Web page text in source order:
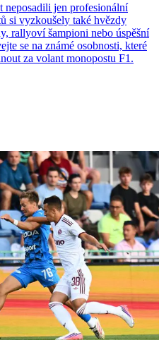
neposadili jen profesionální
si vyzkoušely také hvězdy
rallyoví šampioni nebo úspěšní
se na známé osobnosti, které
za volant monopostu F1.